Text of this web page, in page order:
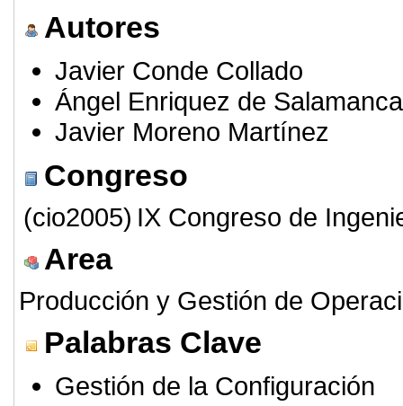
Autores
Javier Conde Collado
Ángel Enriquez de Salamanca
Javier Moreno Martínez
Congreso
(cio2005) IX Congreso de
Area
Producción y Gestión de
Palabras Clave
Gestión de la Configuración